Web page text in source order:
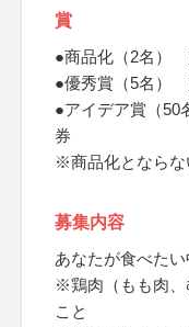
賞
●商品化（2名）
●優秀賞（5名）
●アイデア賞（
券
※商品化とならな
募集内容
あなたが食べた
※鶏肉（もも肉、
こと